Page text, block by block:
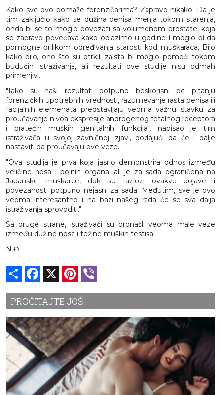
Kako sve ovo pomaže forenzičarima? Zapravo nikako. Da je
tim zaključio kako se dužina penisa menja tokom starenja,
onda bi se to moglo povezati sa volumenom prostate, koja
se zapravo povećava kako odlazimo u godine i moglo bi da
pomogne prilikom određivanja starosti kod muškaraca. Bilo
kako bilo, ono što su otrkili zaista bi moglo pomoći tokom
budućih istraživanja, ali rezultati ove studije nisu odmah
primenjivi.
"Iako su naši rezultati potpuno beskorisni po pitanju
forenzičkih upotrebnih vrednosti, razumevanje rasta penisa ili
facijalnih elemenata predstavljaju veoma važnu stavku za
proučavanje nivoa ekspresije androgenog fetalnog receptora
i pratećih muških genitalnih funkcija", napisao je tim
istraživača u svojoj zavničnoj izjavi, dodajući da će i dalje
nastaviti da proučavaju ove veze.
"Ova studija je prva koja jasno demonstrira odnos između
veličine nosa i polnih organa, ali je za sada ograničena na
Japanske muškarce, dok su razlozi ovakve pojave i
povezanosti potpuno nejasni za sada. Međutim, sve je ovo
veoma interesantno i na bazi našeg rada će se sva dalja
istraživanja sprovoditi."
Sa druge strane, istraživači su pronašli veoma male veze
između dužine nosa i težine muških testisa.
N.Đ.
Share Facebook Pinterest
PROČITAJTE JOŠ